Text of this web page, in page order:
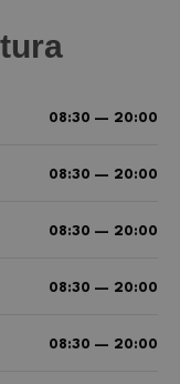
08:30 — 20:00
08:30 — 20:00
08:30 — 20:00
08:30 — 20:00
08:30 — 20:00